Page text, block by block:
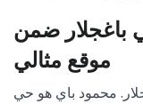
باغجلار ضمن
موقع مثالي
محمود باي هو حي